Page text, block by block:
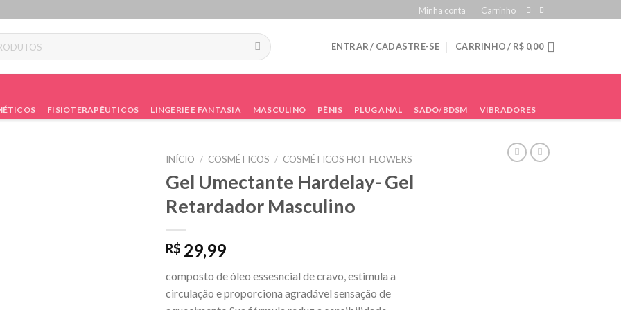
Minha conta Carrinho
ENTRAR / CADASTRE-SE CARRINHO / R$ 0,00
FISIOTERAPÊUTICOS LINGERIE E FANTASIA MASCULINO PÊNIS PLUG ANAL SADO/BDSM VIBRADORES
INÍCIO / COSMÉTICOS / COSMÉTICOS HOT FLOWERS
Gel Umectante Hardelay- Gel
Retardador Masculino
R$ 29,99
composto de óleo essesncial de cravo, estimula a
circulação e proporciona agradável sensação de